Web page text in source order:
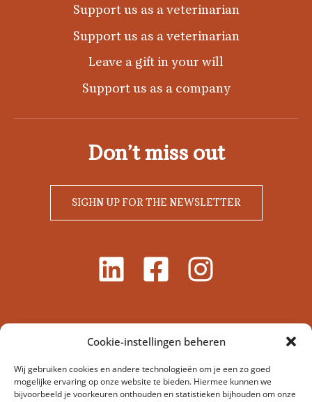
Cookie-instellingen beheren
Wij gebruiken cookies en andere technologieën om je een zo goed
mogelijke ervaring op onze website te bieden. Hiermee kunnen we
bijvoorbeeld je voorkeuren onthouden en statistieken bijhouden om onze
Support us as a veterinarian
Support us as a veterinarian
Leave a gift in your will
Support us as a company
Don’t miss out
SIGHN UP FOR THE NEWSLETTER